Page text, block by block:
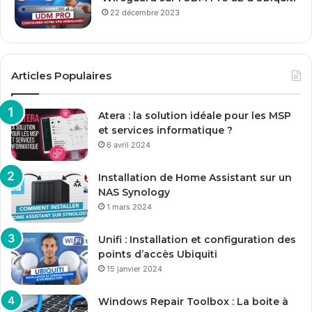
22 décembre 2023
Articles Populaires
Atera : la solution idéale pour les MSP
et services informatique ?
6 avril 2024
Installation de Home Assistant sur un
NAS Synology
1 mars 2024
Unifi : Installation et configuration des
points d’accès Ubiquiti
15 janvier 2024
Windows Repair Toolbox : La boite à